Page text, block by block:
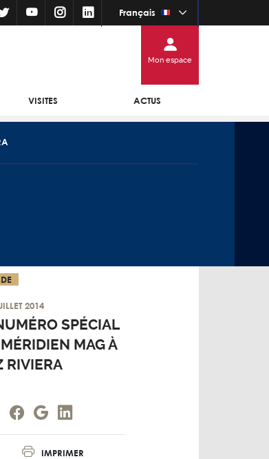
Français
Mon espace
VISITES ACTUS
2014
SPÉCIAL
MAG À
RIVIERA
IMPRIMER